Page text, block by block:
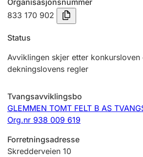
Tinglysing
Jeger
Betaling og jegeravgiftskort
Ektepaktveileder
Offentlig sektor
Organisasjonsnummer
833 170 902
Status
Avviklingen skjer etter konkursloven
dekningslovens regler
Tvangsavviklingsbo
GLEMMEN TOMT FELT B AS
Org.nr 938 009 619
Forretningsadresse
Skredderveien 10